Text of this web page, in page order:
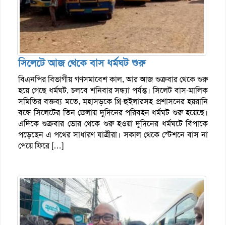
সিলেটে আজ থেকে বাস ধর্মঘট শুরু
বিএনপির বিভাগীয় গণসমাবেশ কাল, আর আজ শুক্রবার থেকে শুরু
হয়ে গেছে ধর্মঘট, চলবে শনিবার সন্ধ্যা পর্যন্ত। সিলেট বাস-মালিক
সমিতির বক্তব্য মতে, মহাসড়কে থ্রি-হুইলারসহ প্রশাসনের হয়রানি
বন্ধে সিলেটের তিন জেলায় দুদিনের পরিবহন ধর্মঘট শুরু হয়েছে।
এদিকে শুক্রবার ভোর থেকে শুরু হওয়া দুদিনের ধর্মঘটে বিপাকে
পড়েছেন এ পথের সাধারণ যাত্রীরা। সকাল থেকে স্টেশনে বাস না
পেয়ে ফিরে […]